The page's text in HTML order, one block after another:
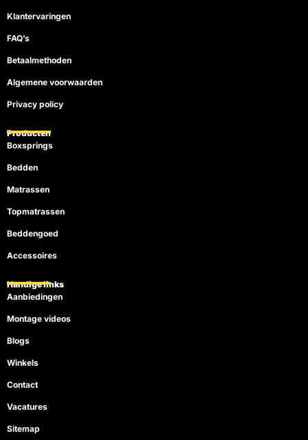
Klantervaringen
FAQ’s
Betaalmethoden
Algemene voorwaarden
Privacy policy
Producten
Boxsprings
Bedden
Matrassen
Topmatrassen
Beddengoed
Accessoires
Handige links
Aanbiedingen
Montage videos
Blogs
Winkels
Contact
Vacatures
Sitemap